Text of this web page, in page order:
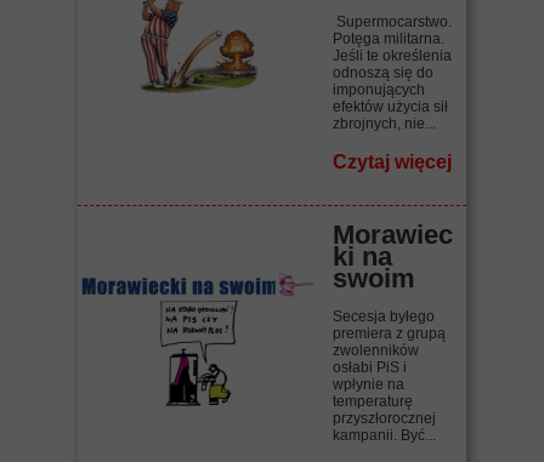
Supermocarstwo.
Potęga militarna.
Jeśli te określenia
odnoszą się do
imponujących
efektów użycia sił
zbrojnych, nie...
Czytaj więcej
Morawiec
ki na
swoim
Secesja byłego
premiera z grupą
zwolenników
osłabi PiS i
wpłynie na
temperaturę
przyszłorocznej
kampanii. Być...